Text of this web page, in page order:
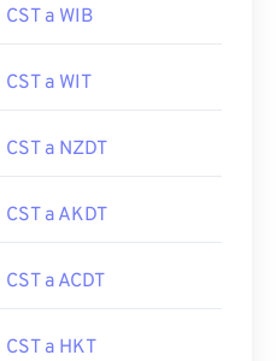
CST a WIB
CST a WIT
CST a NZDT
CST a AKDT
CST a ACDT
CST a HKT